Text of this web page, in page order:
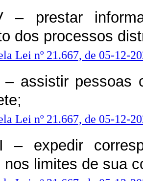
– prestar
dos processos
Lei nº 21.667, de 05-12-
– assistir pessoas
Lei nº 21.667, de 05-12-
– expedir
nos limites de sua